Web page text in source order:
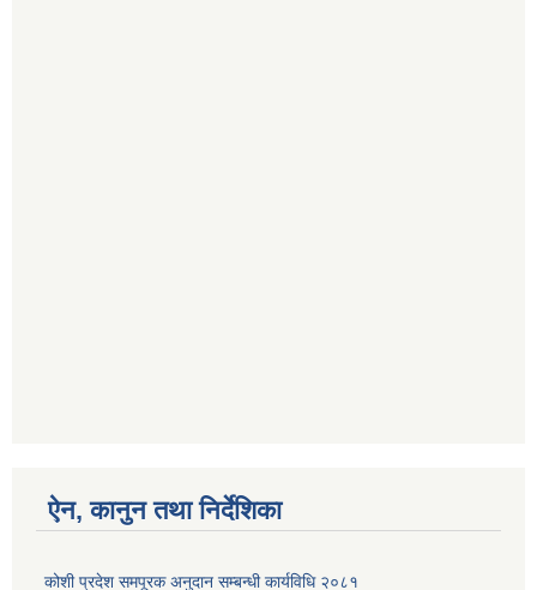
ऐन, कानुन तथा निर्देशिका
कोशी प्रदेश समपूरक अनुदान सम्बन्धी कार्यविधि २०८१